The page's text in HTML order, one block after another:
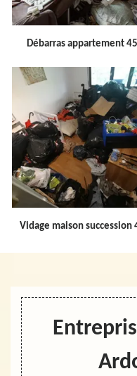
Débarras appartement 45
Vidage maison succession